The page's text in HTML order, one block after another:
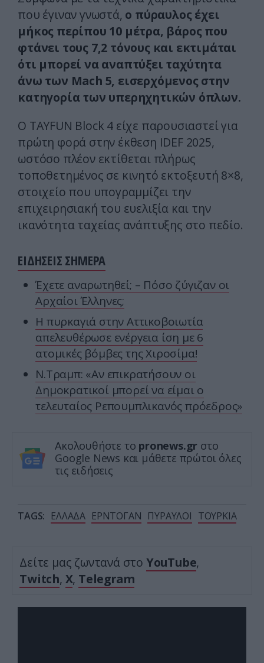
που έγιναν γνωστά, ο πύραυλος έχει
μήκος περίπου 10 μέτρα, βάρος που
φτάνει τους 7,2 τόνους και εκτιμάται
ότι μπορεί να αναπτύξει ταχύτητα
άνω των Mach 5, εισερχόμενος στην
κατηγορία των υπερηχητικών όπλων.
Ο TAYFUN Block 4 είχε παρουσιαστεί για
πρώτη φορά στην έκθεση IDEF 2025,
ωστόσο πλέον εκτίθεται πλήρως
τοποθετημένος σε κινητό εκτοξευτή 8×8,
στοιχείο που υπογραμμίζει την
επιχειρησιακή του ευελιξία και την
ικανότητα ταχείας ανάπτυξης στο πεδίο.
ΕΙΔΗΣΕΙΣ ΣΗΜΕΡΑ
Έχετε αναρωτηθεί; – Πόσο ζύγιζαν οι
Αρχαίοι Έλληνες;
Η πυρκαγιά στην Αττικοβοιωτία
απελευθέρωσε ενέργεια ίση με 6
ατομικές βόμβες της Χιροσίμα!
Ν.Τραμπ: «Αν επικρατήσουν οι
Δημοκρατικοί μπορεί να είμαι ο
τελευταίος Ρεπουμπλικανός πρόεδρος»
Ακολουθήστε το pronews.gr στο
Google News και μάθετε πρώτοι όλες
τις ειδήσεις
TAGS: ΕΛΛΑΔΑ ΕΡΝΤΟΓΑΝ ΠΥΡΑΥΛΟΙ ΤΟΥΡΚΙΑ
Δείτε μας ζωντανά στο YouTube,
Twitch, X, Telegram